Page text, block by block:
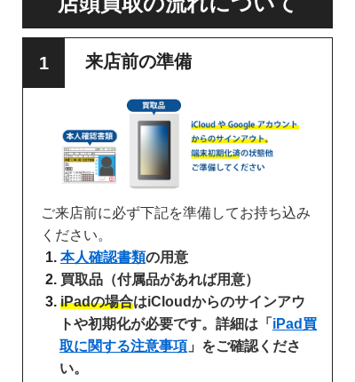
来店前の準備
ご来店前に必ず下記を準備してお持ち込み
ください。
本人確認書類の用意
買取品（付属品があれば用意）
iPadの場合はiCloudからのサインアウ
トや初期化が必要です。詳細は「 iPad買
取に関する注意事項 」をご確認くださ
い。